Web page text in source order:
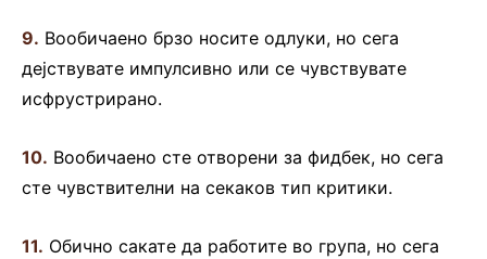
9. Вообичаено брзо носите одлуки, но сега
дејствувате импулсивно или се чувствувате
исфрустрирано.
10. Вообичаено сте отворени за фидбек, но сега
сте чувствителни на секаков тип критики.
11. Обично сакате да работите во група, но сега